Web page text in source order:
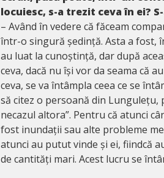
locuiesc, s-a trezit ceva în ei?
– Având în vedere că făceam
într-o singură ședință. Asta a fost,
au luat la cunoștință, dar după
ceva, dacă nu își vor da seama că
ceva, se va întâmpla ceea ce se
să citez o persoană din Lungulețu,
necazul altora”. Pentru că atunci
fost inundații sau alte probleme
atunci au putut vinde și ei, fiindcă
de cantități mari. Acest lucru se